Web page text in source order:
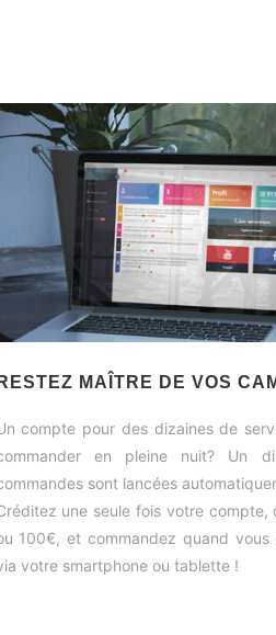
RESTEZ MAÎTRE DE VOS
compte pour des dizaines de
en pleine nuit? Un
sont lancées
une seule fois votre compte,
100€, et commandez quand vous
votre smartphone ou tablette !